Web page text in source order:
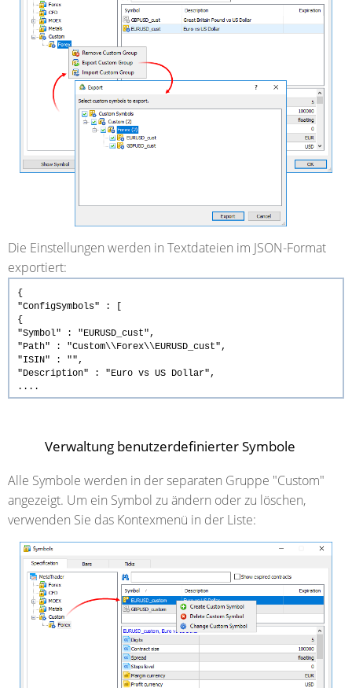
Die Einstellungen werden in Textdateien im JSON-Format
exportiert:
{
"ConfigSymbols" : [
{
"Symbol" : "EURUSD_cust",
"Path" : "Custom\\Forex\\EURUSD_cust",
"ISIN" : "",
"Description" : "Euro vs US Dollar",
....
Verwaltung benutzerdefinierter Symbole
Alle Symbole werden in der separaten Gruppe "Custom"
angezeigt. Um ein Symbol zu ändern oder zu löschen,
verwenden Sie das Kontexmenü in der Liste: